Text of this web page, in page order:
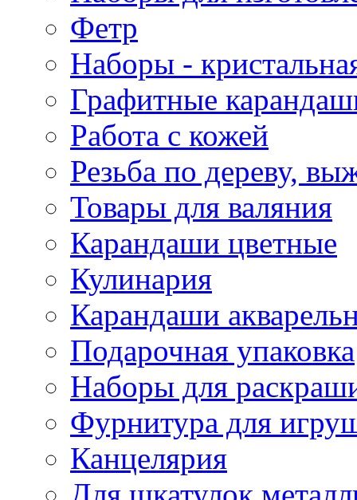
Фетр
Наборы -
Графитные
Работа с кожей
Резьба по дереву,
Товары для валяния
Карандаши цветные
Кулинария
Карандаши
Подарочная упаковка
Наборы для
Фурнитура для
Канцелярия